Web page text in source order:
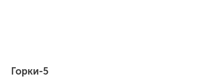
Горки-5